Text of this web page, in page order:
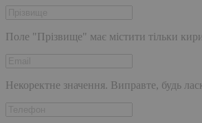
Поле "Прізвище" має містити тільки
Некоректне значення. Виправте, будь